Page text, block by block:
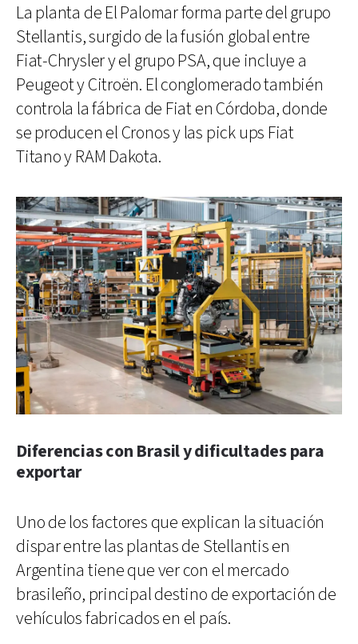
La planta de El Palomar forma parte del grupo
Stellantis, surgido de la fusión global entre
Fiat-Chrysler y el grupo PSA, que incluye a
Peugeot y Citroën. El conglomerado también
controla la fábrica de Fiat en Córdoba, donde
se producen el Cronos y las pick ups Fiat
Titano y RAM Dakota.
Diferencias con Brasil y dificultades para
exportar
Uno de los factores que explican la situación
dispar entre las plantas de Stellantis en
Argentina tiene que ver con el mercado
brasileño, principal destino de exportación de
vehículos fabricados en el país.